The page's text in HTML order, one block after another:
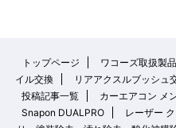
トップページ ワコーズ取扱製
イル交換
リアアクスルブッシュ
投稿記事一覧
カーエアコン メ
Snapon DUALPRO
レーザー